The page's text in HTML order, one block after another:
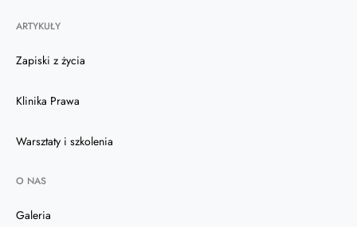
ARTYKUŁY
Zapiski z życia
Klinika Prawa
Warsztaty i szkolenia
O NAS
Galeria